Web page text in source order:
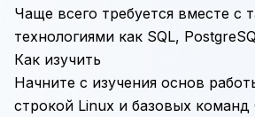
Чаще всего требуется вместе с
технологиями как SQL,
Как изучить
Начните с изучения основ
строкой Linux и базовых команд